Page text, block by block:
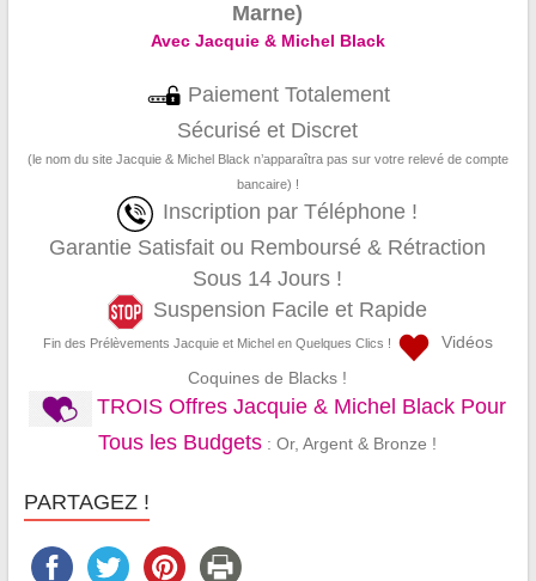
Marne)
Avec Jacquie & Michel Black
Paiement Totalement
Sécurisé et Discret
(le nom du site Jacquie & Michel Black n’apparaîtra pas sur votre relevé de compte
bancaire) !
Inscription par Téléphone !
Garantie Satisfait ou Remboursé & Rétraction
Sous 14 Jours !
Suspension Facile et Rapide
Fin des Prélèvements Jacquie et Michel en Quelques Clics !
Vidéos
Coquines de Blacks !
TROIS Offres Jacquie & Michel Black Pour
Tous les Budgets : Or, Argent & Bronze !
PARTAGEZ !